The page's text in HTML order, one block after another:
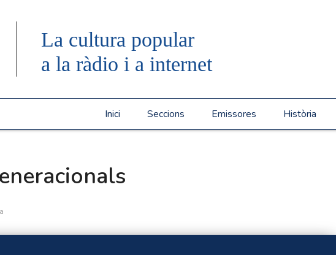
La cultura popular
a la ràdio i a internet
Inici Seccions Emissores Història